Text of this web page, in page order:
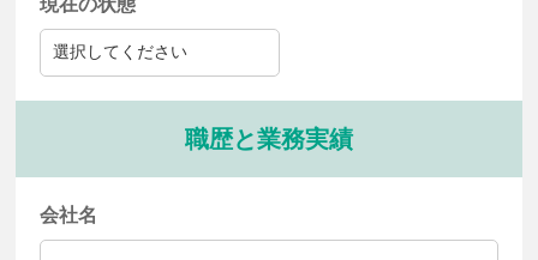
現在の状態
職歴と業務実績
会社名